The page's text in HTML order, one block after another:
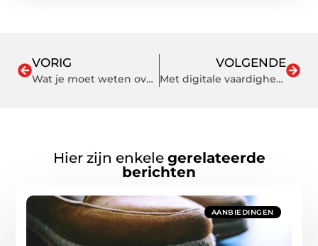
VORIG
Wat je moet weten over duurzaamheid in de bouw
VOLGENDE
Met digitale vaardigheden bereid jij je goed voor op de toekomst
Hier zijn enkele gerelateerde
berichten
AANBIEDINGEN